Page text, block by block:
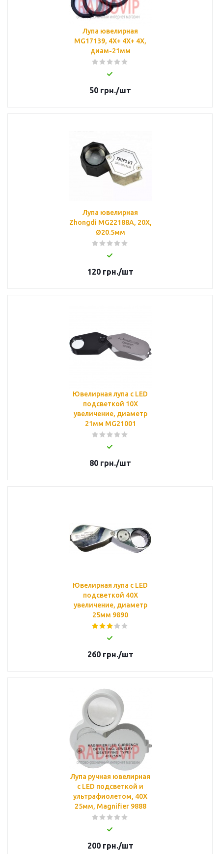
Лупа ювелирная
MG17139, 4Х+ 4X+ 4X,
диам-21мм
50 грн./шт
Лупа ювелирная
Zhongdi MG22188А, 20Х,
Ø20.5мм
120грн./шт
Ювелирная лупа с LED
подсветкой 10X
увеличение, диаметр
21мм MG21001
80 грн./шт
Ювелирная лупа с LED
подсветкой 40X
увеличение, диаметр
25мм 9890
260грн./шт
Лупа ручная ювелирная
с LED подсветкой и
ультрафиолетом, 40X
25мм, Magnifier 9888
200грн./шт